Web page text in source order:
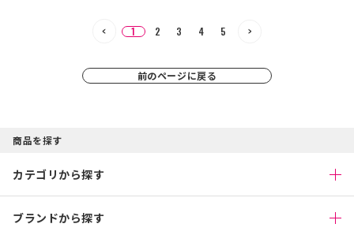
1 2 3 4 5
前のページに戻る
商品を探す
カテゴリから探す
ブランドから探す